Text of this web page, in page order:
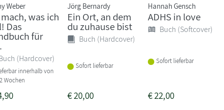
Weber
was ich
Das
für
(Hardcover)
innerhalb von
Wochen
Jörg Bernardy
Ein Ort, an dem
du zuhause bist
Buch (Hardcover)
Sofort lieferbar
€20,00
Hannah Gensch
ADHS in love
Buch (Softcover)
Sofort lieferbar
€22,00